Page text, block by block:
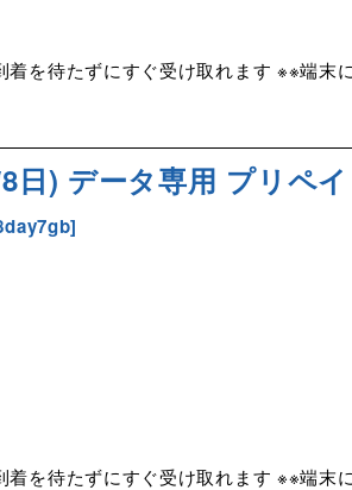
を待たずにすぐ受け取れます ※※端末
日) データ専用 プリペ
]
を待たずにすぐ受け取れます ※※端末